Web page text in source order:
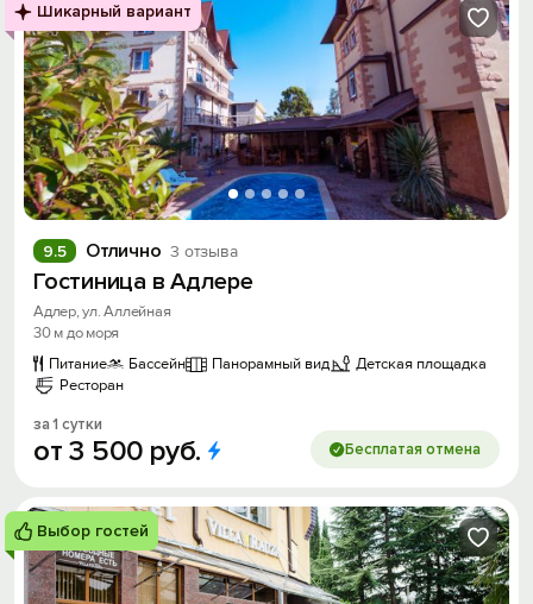
Шикарный вариант
Отлично 3 отзыва
9.5
Гостиница в Адлере
Адлер, ул. Аллейная
30 м до моря
Питание
Бассейн Панорамный вид
Детская площадка
Ресторан
за 1 сутки
от3 500 руб. Бесплатая отмена
Выбор гостей